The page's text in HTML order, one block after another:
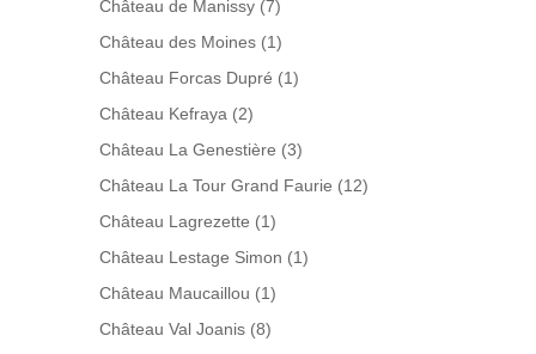
Château de Manissy (7)
Château des Moines (1)
Château Forcas Dupré (1)
Château Kefraya (2)
Château La Genestière (3)
Château La Tour Grand Faurie (12)
Château Lagrezette (1)
Château Lestage Simon (1)
Château Maucaillou (1)
Château Val Joanis (8)